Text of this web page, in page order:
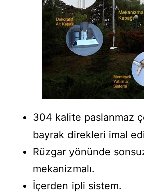
304 kalite paslanmaz
bayrak direkleri imal
Rüzgar yönünde
mekanizmalı.
İçerden ipli sistem.